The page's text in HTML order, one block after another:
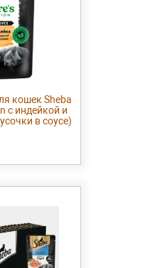
кошек Sheba
с индейкой и
в соусе)